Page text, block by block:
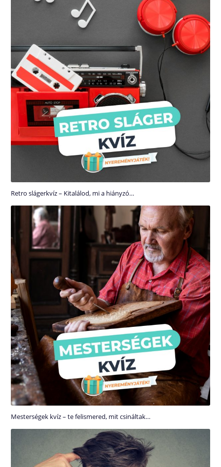
Retro slágerkvíz – Kitalálod, mi a hiányzó…
Mesterségek kvíz – te felismered, mit csináltak…